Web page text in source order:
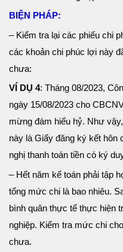
BIỆN PHÁP:
– Kiểm tra lại các phiếu chi
các khoản chi phúc lợi này
chưa:
VÍ DỤ 4: Tháng 08/2023,
ngày 15/08/2023 cho
mừng đám hiếu hỷ. Như
này là Giấy đăng ký kết hôn
nghị thanh toán tiền có ký
– Hết năm kế toán phải tập
tổng mức chi là bao nhiêu.
bình quân thực tế thực hiện
nghiệp. Kiểm tra mức chi
chưa.